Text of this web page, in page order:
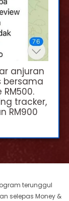
anjuran
bersama
tracker,
RM900
terunggul
selepas Money &